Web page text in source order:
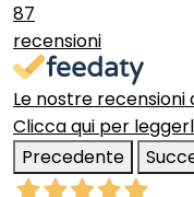
87
recensioni
Le nostre recensioni
Clicca qui per
Precedente